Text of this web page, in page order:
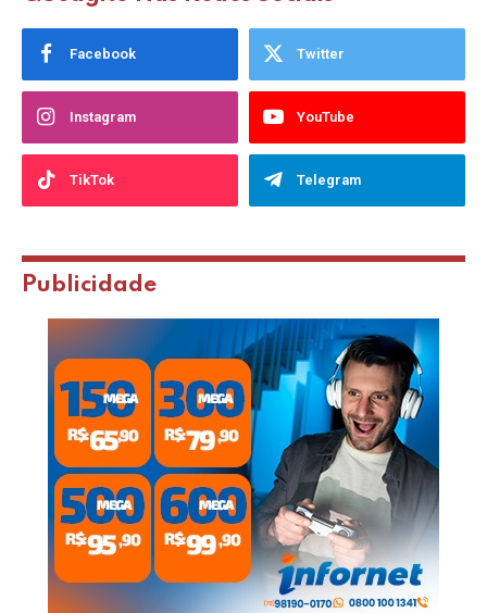
Facebook Twitter
Instagram YouTube
TikTok Telegram
Publicidade